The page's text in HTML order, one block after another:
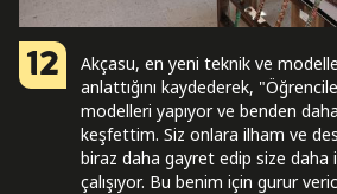
12
Akçasu, en yeni teknik ve
anlattığını kaydederek,
modelleri yapıyor ve benden
keşfettim. Siz onlara ilham ve
biraz daha gayret edip size daha
çalışıyor. Bu benim için gurur